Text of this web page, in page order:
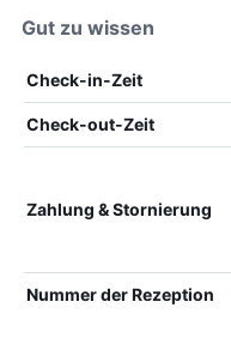
Gut zu wissen
Check-in-Zeit
Check-out-Zeit
Zahlung & Stornierung
Nummer der Rezeption